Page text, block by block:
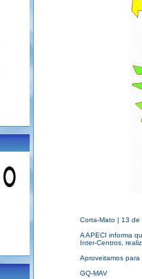
Corta-Mato | 13
A APECI informa
Inter-Centros,
Aproveitamos
GQ-MAV